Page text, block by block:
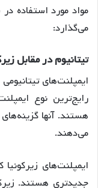
مواد مورد استفاده
می‌گذارد:
تیتانیومدرمقابل
هستند. آنها
می‌دهند.
ایمپلنت‌های
جدیدتری هستند.